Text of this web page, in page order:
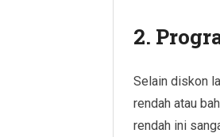
2.
Selain diskon
rendah atau
rendah ini